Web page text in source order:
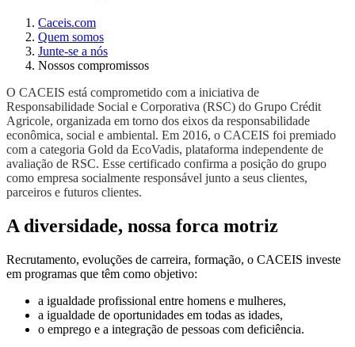
Caceis.com
Quem somos
Junte-se a nós
Nossos compromissos
O CACEIS está comprometido com a iniciativa de
Responsabilidade Social e Corporativa (RSC) do Grupo Crédit
Agricole, organizada em torno dos eixos da responsabilidade
econômica, social e ambiental. Em 2016, o CACEIS foi premiado
com a categoria Gold da EcoVadis, plataforma independente de
avaliação de RSC. Esse certificado confirma a posição do grupo
como empresa socialmente responsável junto a seus clientes,
parceiros e futuros clientes.
A diversidade, nossa forca motriz
Recrutamento, evoluções de carreira, formação, o CACEIS investe
em programas que têm como objetivo:
a igualdade profissional entre homens e mulheres,
a igualdade de oportunidades em todas as idades,
o emprego e a integração de pessoas com deficiência.